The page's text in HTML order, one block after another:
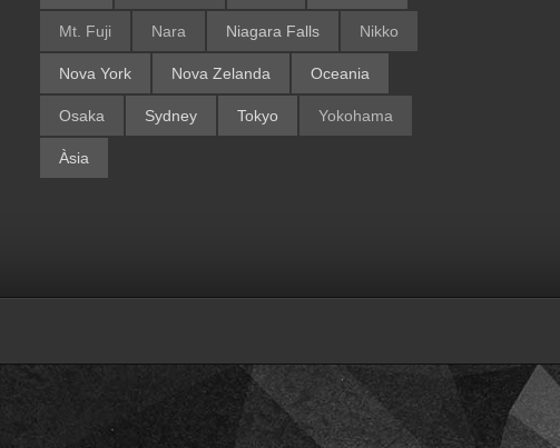
Mt. Fuji Nara Niagara Falls Nikko
Nova York Nova Zelanda Oceania
Osaka Sydney Tokyo Yokohama
Àsia